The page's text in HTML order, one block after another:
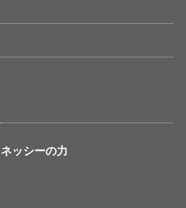
ネッシーの力